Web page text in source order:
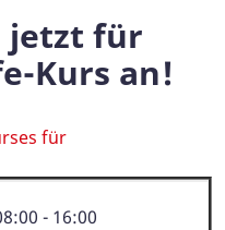
jetzt für
Kurs an!
für
- 16:00